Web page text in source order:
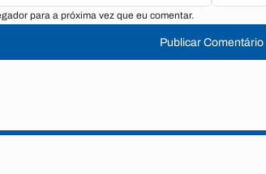
para a próxima vez que eu comentar.
Publicar Comentário